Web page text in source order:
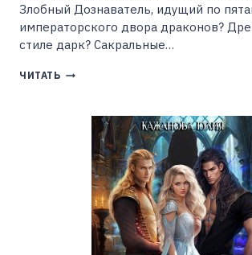
Злобный Дознаватель, идущий по
императорского двора драконов?
стиле дарк? Сакральные…
ЧИТАТЬ ЧАРОКРАТИЯ.
(FJOLIA
СОЛОМАХИНА))